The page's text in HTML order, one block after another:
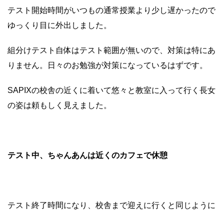
テスト開始時間がいつもの通常授業より少し遅かったので
ゆっくり目に外出しました。
組分けテスト自体はテスト範囲が無いので、対策は特にあ
りません。日々のお勉強が対策になっているはずです。
SAPIXの校舎の近くに着いて悠々と教室に入って行く長女
の姿は頼もしく見えました。
テスト中、ちゃんあんは近くのカフェで休憩
テスト終了時間になり、校舎まで迎えに行くと同じように